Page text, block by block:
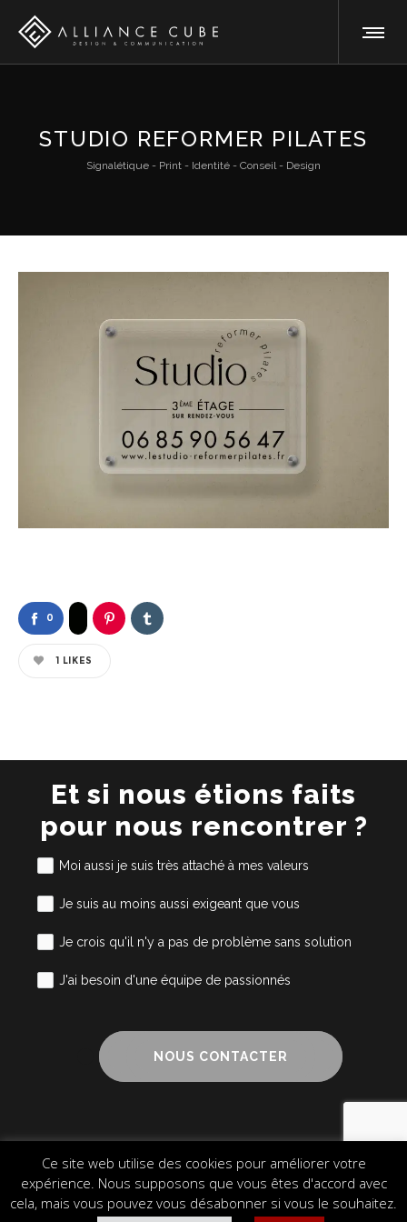
STUDIO REFORMER PILATES
Signalétique - Print - Identité - Conseil - Design
0
1 LIKES
Et si nous étions faits
pour nous rencontrer ?
Moi aussi je suis très attaché à mes valeurs
Je suis au moins aussi exigeant que vous
Je crois qu'il n'y a pas de problème sans solution
J'ai besoin d'une équipe de passionnés
NOUS CONTACTER
Mentions légales Cookies
Plan du site
© 2024 Alliance Cube – Design & Communication
Ce site web utilise des cookies pour améliorer votre
expérience. Nous supposons que vous êtes d'accord avec
cela, mais vous pouvez vous désabonner si vous le souhaitez.